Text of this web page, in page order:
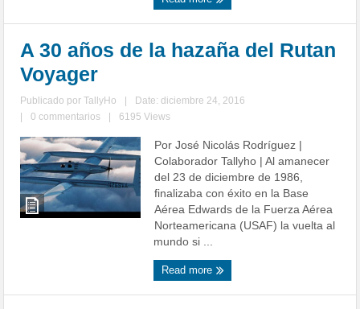
A 30 años de la hazaña del Rutan
Voyager
Publicado porTallyHo
Date: diciembre 24, 2016
0 commentarios 6195 Views
Por José Nicolás Rodríguez |
Colaborador Tallyho | Al amanecer
del 23 de diciembre de 1986,
finalizaba con éxito en la Base
Aérea Edwards de la Fuerza Aérea
Norteamericana (USAF) la vuelta al
mundo si ...
Read more